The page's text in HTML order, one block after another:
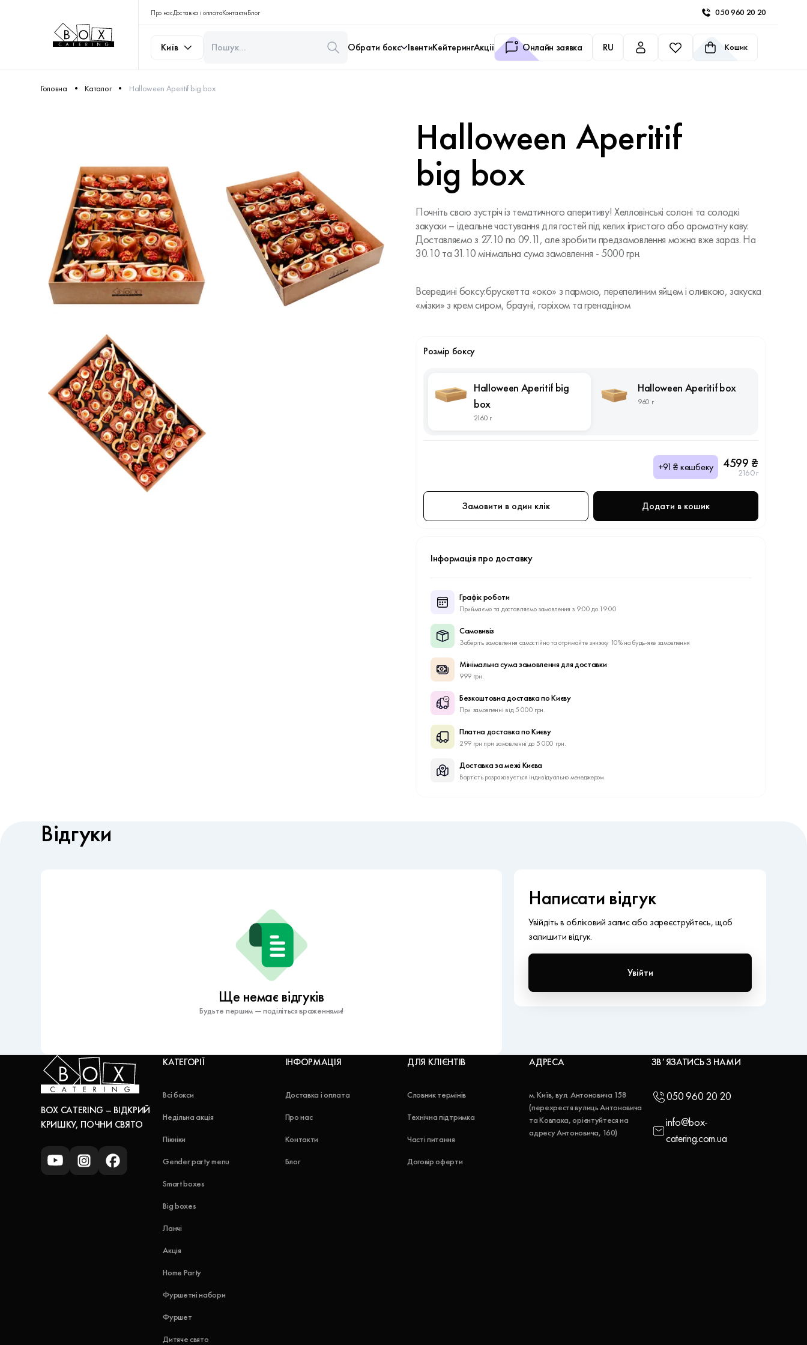
Про насДоставка і оплатаКонтактиБлог 050 960 20 20
Київ Обрати бокс ІвентиКейтерингАкції Онлайн заявка RU Кошик
Головна Каталог Halloween Aperitif big box
Halloween Aperitif
big box
Почніть свою зустріч із тематичного аперитиву! Хелловінські солоні та солодкі
закуски – ідеальне частування для гостей під келих ігристого або ароматну каву.
Доставляємо з 27.10 по 09.11, але зробити предзамовлення можна вже зараз. На
30.10 та 31.10 мінімальна сума замовлення - 5000 грн.
Всередині боксу:брускетта «око» з пармою, перепелиним яйцем і оливкою, закуска
«мізки» з крем сиром, брауні, горіхом та гренадіном
Розмір боксу
Halloween Aperitif big
box
2160 г
Halloween Aperitif box
960 г
+91₴ кешбеку 4599 ₴
2160 г
Замовити в один клік Додати в кошик
Інформація про доставку
Графік роботи
Приймаємо та доставляємо замовлення з 9:00 до 19:00
Самовивіз
Заберіть замовлення самостійно та отримайте знижку 10% на будь-яке замовлення
Мінімальна сума замовлення для доставки
999 грн.
Безкоштовна доставка по Києву
При замовленні від 5 000 грн.
Платна доставка по Києву
299 грн при замовленні до 5 000 грн.
Доставка за межі Києва
Вартість розраховується індивідуально менеджером.
Відгуки
Ще немає відгуків
Будьте першим — поділіться враженнями!
Написати відгук
Увійдіть в обліковий запис або зареєструйтесь, щоб
залишити відгук.
Увійти
BOX CATERING – ВІДКРИЙ
КРИШКУ, ПОЧНИ СВЯТО
КАТЕГОРІЇ
Всі бокси
Недільна акція
Пікніки
Gender party menu
Smart boxes
Big boxes
Ланчі
Акція
Home Party
Фуршетні набори
Фуршет
Дитяче свято
ІНФОРМАЦІЯ
Доставка і оплата
Про нас
Контакти
Блог
ДЛЯ КЛІЄНТІВ
Словник термінів
Технічна підтримка
Часті питання
Договір оферти
АДРЕСА
м. Київ, вул. Антоновича 158
(перехрестя вулиць Антоновича
та Ковпака, орієнтуйтеся на
адресу Антоновича, 160)
ЗВʼЯЗАТИСЬ З НАМИ
050 960 20 20
info@box-
catering.com.ua